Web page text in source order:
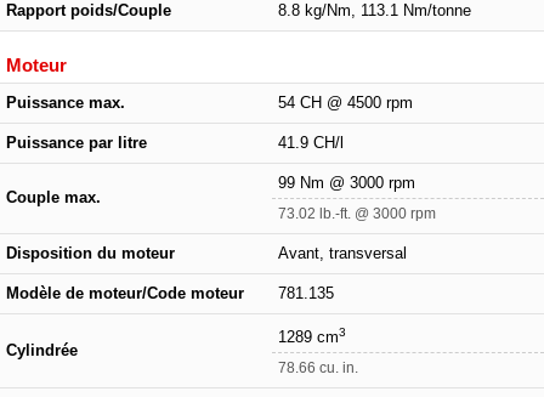
Rapport poids/Couple 8.8 kg/Nm, 113.1 Nm/tonne
Moteur
Puissance max. 54 CH @ 4500 rpm
Puissance par litre 41.9 CH/l
Couple max.
99 Nm @ 3000 rpm
73.02 lb.-ft. @ 3000 rpm
Disposition du moteur Avant, transversal
Modèle de moteur/Code moteur 781.135
Cylindrée
1289 cm3
78.66 cu. in.